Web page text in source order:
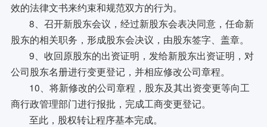
效的法律文书来约束和规范双方的行为。
8、召开新股东会议，经过新股东会表决同意，任命新
股东的相关职务，形成股东会决议，由股东签字、盖章。
9、收回原股东的出资证明，发给新股东出资证明，对
公司股东名册进行变更登记，并相应修改公司章程。
10、将新修改的公司章程，股东及其出资变更等向工
商行政管理部门进行报批，完成工商变更登记。
至此，股权转让程序基本完成。